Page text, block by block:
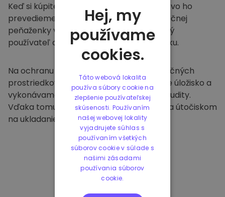
Keď si kúpite na Kriptomat
, bezproblémovo ho
prevedieme do vašej vyhradenej a bezpečnej
peňaženky v rámci našej platformy. Každý
používateľ dostane individuálnu peňaženku.
Na ochranu našich zákazníkov a ich finančných
prostriedkov ponúkame bezpečné offline úložisko a
vykonávame pravidelné bezpečnostné audity.
Vďaka tomuto prístupu je naša platforma útočiskom
na ukladanie a iných kryptomien.
Hej, my
používame
cookies.
Táto webová lokalita
používa súbory cookie na
zlepšenie používateľskej
skúsenosti. Používaním
našej webovej lokality
vyjadrujete súhlas s
používaním všetkých
súborov cookie v súlade s
našimi zásadami
používania súborov
cookie.